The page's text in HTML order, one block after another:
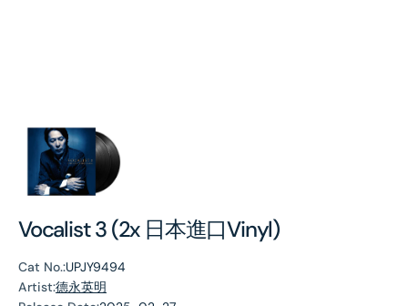
Vocalist 3 (2x 日本進口Vinyl)
Cat No.:UPJY9494
Artist:德永英明